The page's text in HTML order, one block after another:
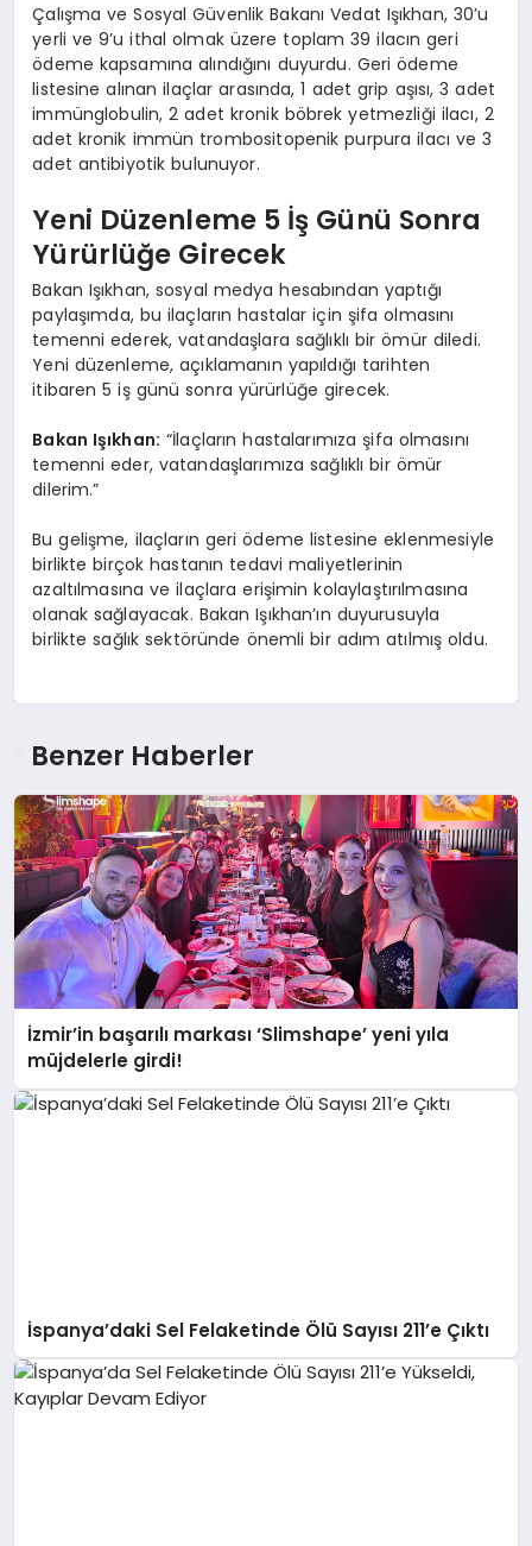
Çalışma ve Sosyal Güvenlik Bakanı Vedat Işıkhan, 30’u
yerli ve 9’u ithal olmak üzere toplam 39 ilacın geri
ödeme kapsamına alındığını duyurdu. Geri ödeme
listesine alınan ilaçlar arasında, 1 adet grip aşısı, 3 adet
immünglobulin, 2 adet kronik böbrek yetmezliği ilacı, 2
adet kronik immün trombositopenik purpura ilacı ve 3
adet antibiyotik bulunuyor.
Yeni Düzenleme 5 İş Günü Sonra
Yürürlüğe Girecek
Bakan Işıkhan, sosyal medya hesabından yaptığı
paylaşımda, bu ilaçların hastalar için şifa olmasını
temenni ederek, vatandaşlara sağlıklı bir ömür diledi.
Yeni düzenleme, açıklamanın yapıldığı tarihten
itibaren 5 iş günü sonra yürürlüğe girecek.
Bakan Işıkhan: “İlaçların hastalarımıza şifa olmasını
temenni eder, vatandaşlarımıza sağlıklı bir ömür
dilerim.”
Bu gelişme, ilaçların geri ödeme listesine eklenmesiyle
birlikte birçok hastanın tedavi maliyetlerinin
azaltılmasına ve ilaçlara erişimin kolaylaştırılmasına
olanak sağlayacak. Bakan Işıkhan’ın duyurusuyla
birlikte sağlık sektöründe önemli bir adım atılmış oldu.
Benzer Haberler
İzmir’in başarılı markası ‘Slimshape’ yeni yıla
müjdelerle girdi!
İspanya’daki Sel Felaketinde Ölü Sayısı 211’e Çıktı